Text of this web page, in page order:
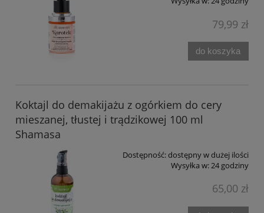
79,99 zł
do koszyka
Koktajl do demakijażu z ogórkiem do cery
mieszanej, tłustej i trądzikowej 100 ml
Shamasa
Dostępność:dostępny w dużej ilości
Wysyłka w: 24 godziny
65,00 zł